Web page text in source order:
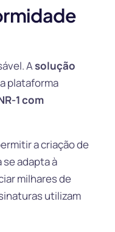
Asolução
plataforma
1 com
a criação de
adapta à
milhares de
utilizam